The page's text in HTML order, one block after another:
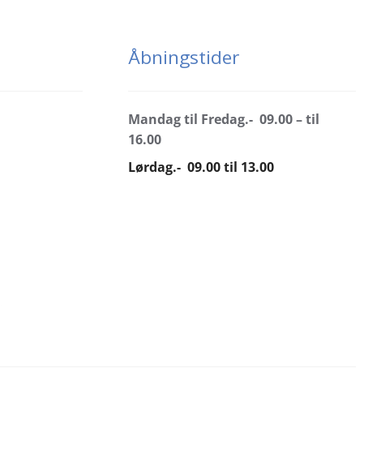
Åbningstider
Mandag til Fredag.- 09.00 – til
16.00
Lørdag.- 09.00 til 13.00